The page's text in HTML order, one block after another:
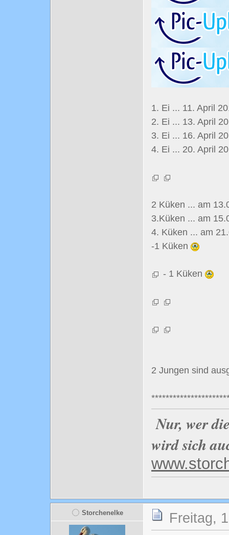
1. Ei ... 11. April
2. Ei ... 13. April
3. Ei ... 16. April
4. Ei ... 20. April
2 Küken ... am
3.Küken ... am
4. Küken ... am
-1 Küken
- 1 Küken
2 Jungen sind
Nur, wer
wird sich
Storchenelke Freitag,